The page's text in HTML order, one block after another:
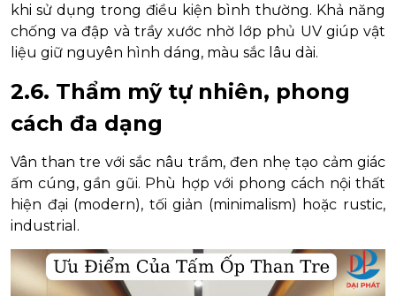
khi sử dụng trong điều kiện bình thường. Khả năng
chống va đập và trầy xước nhờ lớp phủ UV giúp vật
liệu giữ nguyên hình dáng, màu sắc lâu dài.
2.6. Thẩm mỹ tự nhiên, phong
cách đa dạng
Vân than tre với sắc nâu trầm, đen nhẹ tạo cảm giác
ấm cúng, gần gũi. Phù hợp với phong cách nội thất
hiện đại (modern), tối giản (minimalism) hoặc rustic,
industrial.